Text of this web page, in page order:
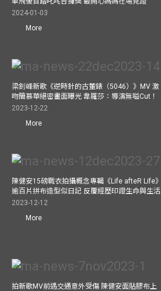
2024-01-03
More
梁釗峰新歌《逆時針的古董錶（5046）》MV 激
吻簡慕華絕密畫面曝光 韋羅莎：導演無嗌Cut！
2023-12-22
More
陳健安15磅戰衣拍攝概念專輯《Life afteR Life》
逾百片拼布造型似日記 反覆經歷印證生命與生活
2023-12-12
More
拍新歌MV前遇交通意外受傷 陳健安面貼膠布上